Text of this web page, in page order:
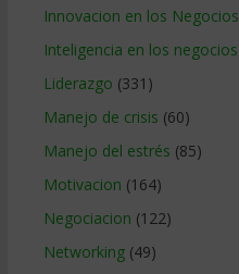
Innovacion en los Negocios
Inteligencia en los negocios
Liderazgo (331)
Manejo de crisis (60)
Manejo del estrés (85)
Motivacion (164)
Negociacion (122)
Networking(49)